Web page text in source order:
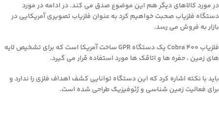
در مورد کالاهای دیگر هم این موضوع صدق می کند. در ادامه در مورد
دستگاه فلزیاب صحبت خواهیم کرد به عنوان فلزیاب تصویری آمریکایی در
بازار به فروش می رسد.
فلزیاب Cobra 400 یک دستگاه GPR ساخت آمریکا است که برای تشخیص لایه
های زمین ، حفره ها و اتاقک ها مورد استفاده قرار می گیرد.
باید با نکته اشاره کرد که این دستگاه توانایی کشف اهداف فلزی را ندارد و
برای فعالیت زمین شناسی و ژئوفیزیک طراحی شده است.